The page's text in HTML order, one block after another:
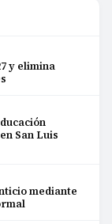
y elimina
San Luis
mediante